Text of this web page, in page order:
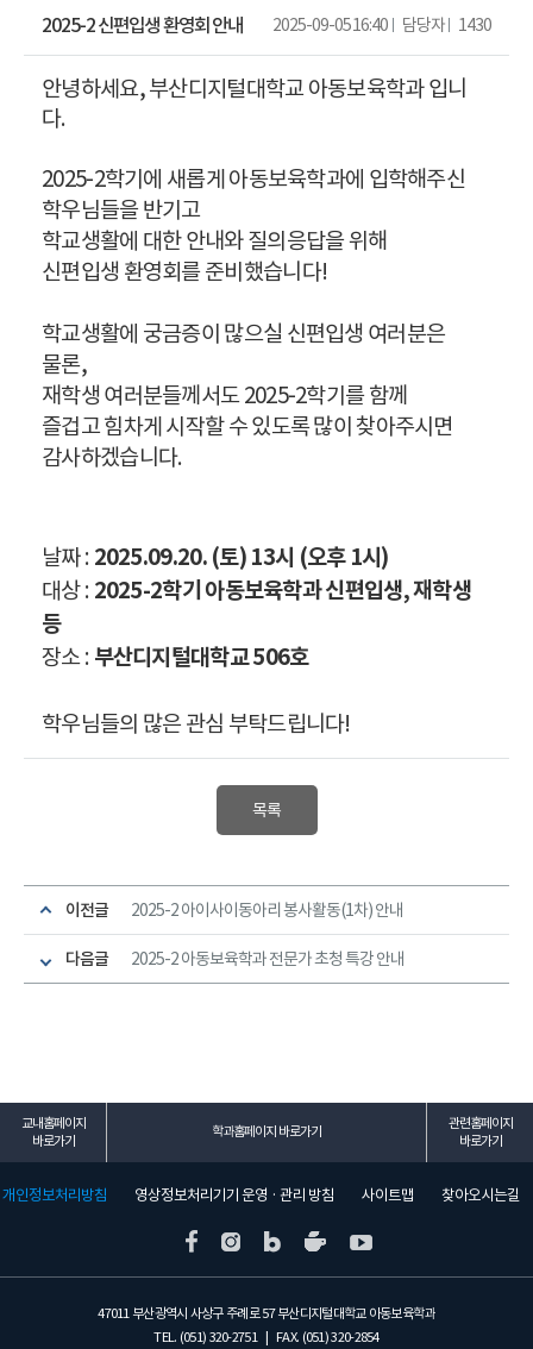
2025-2 신편입생 환영회 안내 2025-09-05 16:40 담당자 1430
안녕하세요, 부산디지털대학교 아동보육학과 입니
다.
2025-2학기에 새롭게 아동보육학과에 입학해주신
학우님들을 반기고
학교생활에 대한 안내와 질의응답을 위해
신편입생 환영회를 준비했습니다!
학교생활에 궁금증이 많으실 신편입생 여러분은
물론,
재학생 여러분들께서도 2025-2학기를 함께
즐겁고 힘차게 시작할 수 있도록 많이 찾아주시면
감사하겠습니다.
날짜 : 2025.09.20. (토) 13시 (오후 1시)
대상 : 2025-2학기 아동보육학과 신편입생, 재학생
등
장소 : 부산디지털대학교 506호
학우님들의 많은 관심 부탁드립니다!
목록
이전글 2025-2 아이사이동아리 봉사활동(1차) 안내
다음글 2025-2 아동보육학과 전문가 초청 특강 안내
교내홈페이지
바로가기
학과홈페이지 바로가기
관련홈페이지
바로가기
개인정보처리방침 영상정보처리기기 운영 · 관리 방침 사이트맵 찾아오시는길
47011 부산광역시 사상구 주례로 57 부산디지털대학교 아동보육학과
TEL. (051) 320-2751 | FAX. (051) 320-2854